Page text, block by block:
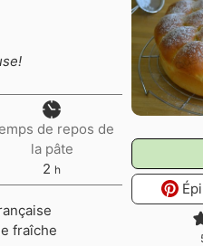
de repos de
la pâte
2 heures
h
fraîche